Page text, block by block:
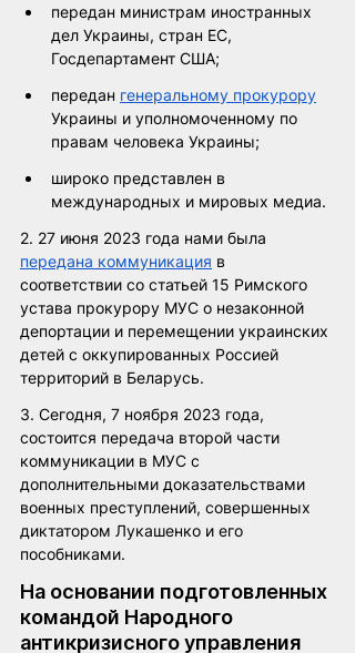
передан министрам иностранных
дел Украины, стран ЕС,
Госдепартамент США;
передан генеральному прокурору
Украины и уполномоченному по
правам человека Украины;
широко представлен в
международных и мировых медиа.
2. 27 июня 2023 года нами была
передана коммуникация в
соответствии со статьей 15 Римского
устава прокурору МУС о незаконной
депортации и перемещении украинских
детей с оккупированных Россией
территорий в Беларусь.
3. Сегодня, 7 ноября 2023 года,
состоится передача второй части
коммуникации в МУС с
дополнительными доказательствами
военных преступлений, совершенных
диктатором Лукашенко и его
пособниками.
На основании подготовленных
командой Народного
антикризисного управления